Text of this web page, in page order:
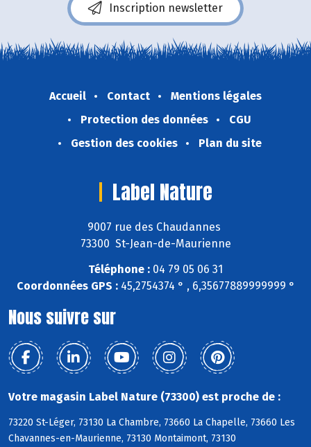
Inscription newsletter
Accueil Contact
Mentions légales
Protection des données
CGU
Gestion des cookies
Plan du site
Label Nature
9007 rue des Chaudannes
73300 St-Jean-de-Maurienne
Téléphone : 04 79 05 06 31
Coordonnées GPS :45,2754374 ° , 6,35677889999999 °
Nous suivre sur
Votre magasin Label Nature (73300) est proche de :
73220 St-Léger, 73130 La Chambre, 73660 La Chapelle, 73660 Les
Chavannes-en-Maurienne, 73130 Montaimont, 73130